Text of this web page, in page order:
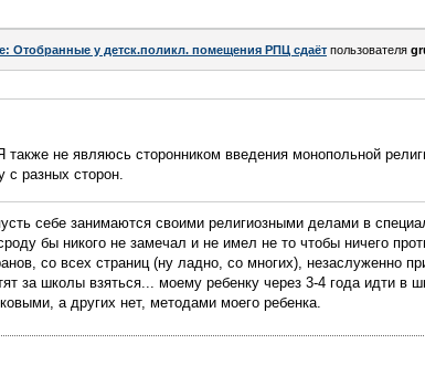
Отобранные у детск.поликл. помещения РПЦ сдаёт пользователя
также не являюсь сторонником введения монопольной
с разных сторон.
себе занимаются своими религиозными делами в
бы никого не замечал и не имел не то чтобы ничего
со всех страниц (ну ладно, со многих), незаслуженно
за школы взяться... моему ребенку через 3-4 года идти в
а других нет, методами моего ребенка.